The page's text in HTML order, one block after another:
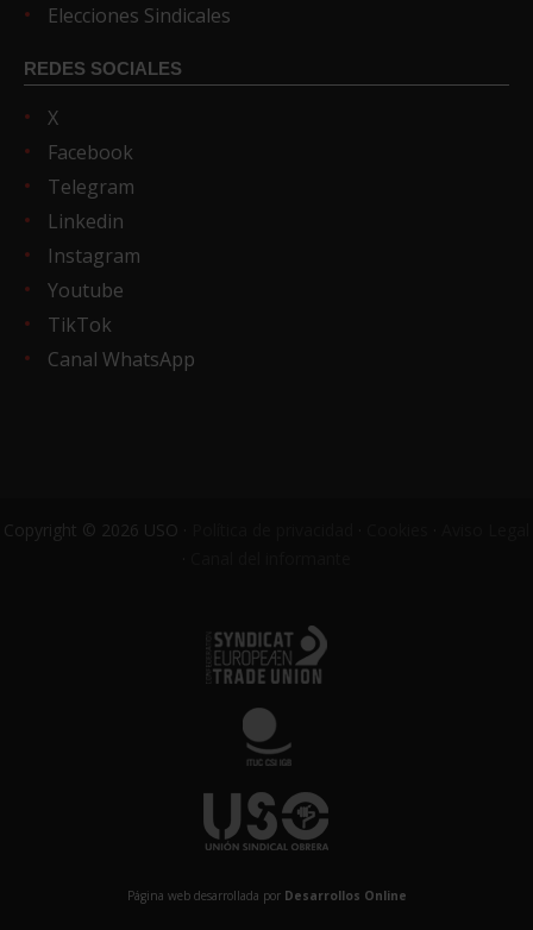
Elecciones Sindicales
REDES SOCIALES
X
Facebook
Telegram
Linkedin
Instagram
Youtube
TikTok
Canal WhatsApp
Copyright © 2026 USO ·
Página web desarrollada por Desarrollos Online